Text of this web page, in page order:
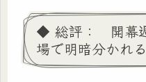
◆ 総評： 開幕
場で明暗分かれる